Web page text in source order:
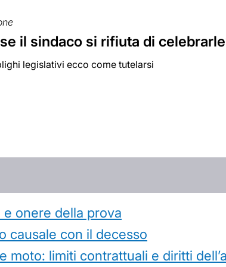
il sindaco si rifiuta di
legislativi ecco come tutelarsi
onere della prova
causale con il decesso
moto: limiti contrattuali e diritti